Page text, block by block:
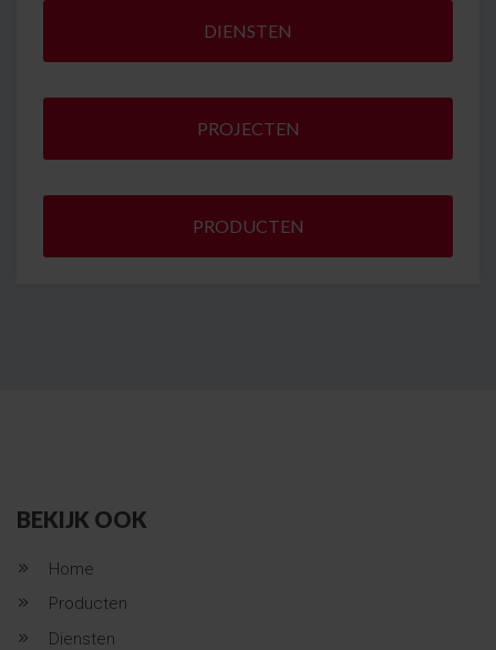
DIENSTEN
PROJECTEN
PRODUCTEN
BEKIJK OOK
Home
Producten
Diensten